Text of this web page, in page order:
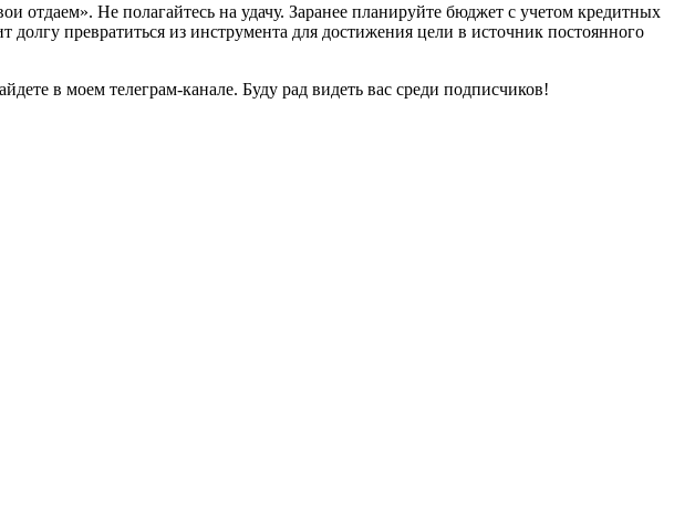
Не полагайтесь на удачу. Заранее планируйте бюджет с учетом кредитных
превратиться из инструмента для достижения цели в источник постоянного
в моем телеграм-канале. Буду рад видеть вас среди подписчиков!